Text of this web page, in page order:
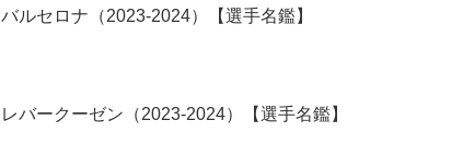
バルセロナ（2023-2024）【選手名鑑】
レバークーゼン（2023-2024）【選手名鑑】